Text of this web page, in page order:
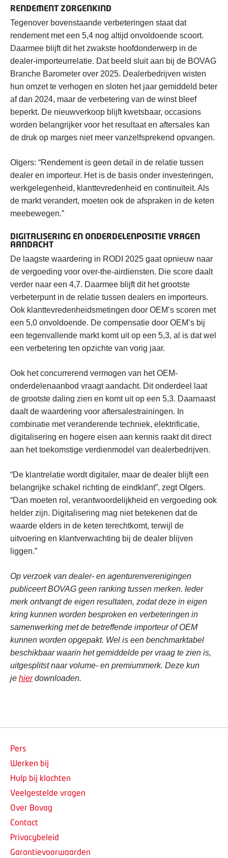
RENDEMENT ZORGENKIND
Tegenover bovenstaande verbeteringen staat dat
rendement met een 5,4 nog altijd onvoldoende scoort.
Daarmee blijft dit het zwakste hoofdonderwerp in de
dealer-importeurrelatie. Dat beeld sluit aan bij de BOVAG
Branche Barometer over 2025. Dealerbedrijven wisten
hun omzet te verhogen en sloten het jaar gemiddeld beter
af dan 2024, maar de verbetering van de winst bleef
beperkt. De nieuwverkoop blijft kwetsbaar, occasions
worden belangrijker voor het resultaat en aftersales kan
de druk op marges niet meer vanzelfsprekend opvangen.
Olgers: “Rendement is geen detail in de relatie tussen
dealer en importeur. Het is de basis onder investeringen,
werkgelegenheid, klanttevredenheid en continuïteit. Als
de markt verandert, moeten ook de afspraken in de keten
meebewegen.”
DIGITALISERING EN ONDERDELENPOSITIE VRAGEN
AANDACHT
De laagste waardering in RODI 2025 gaat opnieuw naar
de vergoeding voor over-the-airdiensten. Die score daalt
verder naar een 4,7. Daarmee blijft dit het grootste
verbeterpunt in de relatie tussen dealers en importeurs.
Ook klanttevredenheidsmetingen door OEM’s scoren met
een 5,0 onvoldoende. De compensatie door OEM’s bij
een tegenvallende markt komt uit op een 5,3, al is dat wel
een verbetering ten opzichte van vorig jaar.
Ook het concurrerend vermogen van het OEM-
onderdelenaanbod vraagt aandacht. Dit onderdeel laat
de grootste daling zien en komt uit op een 5,3. Daarnaast
daalt de waardering voor aftersalestrainingen. In
combinatie met veranderende techniek, elektrificatie,
digitalisering en hogere eisen aan kennis raakt dit direct
aan het toekomstige verdienmodel van dealerbedrijven.
“De klantrelatie wordt digitaler, maar de dealer blijft een
belangrijke schakel richting de eindklant”, zegt Olgers.
“Dan moeten rol, verantwoordelijkheid en vergoeding ook
helder zijn. Digitalisering mag niet betekenen dat de
waarde elders in de keten terechtkomt, terwijl de
uitvoering en klantverwachting bij de dealer blijven
liggen.”
Op verzoek van dealer- en agenturenverenigingen
publiceert BOVAG geen ranking tussen merken. Ieder
merk ontvangt de eigen resultaten, zodat deze in eigen
kring kunnen worden besproken en verbeteringen in
samenwerking met de betreffende importeur of OEM
kunnen worden opgepakt. Wel is een benchmarktabel
beschikbaar waarin het gemiddelde per vraag te zien is,
uitgesplitst naar volume- en premiummerk. Deze kun
je hier downloaden.
Pers
Werken bij
Hulp bij klachten
Veelgestelde vragen
Over Bovag
Contact
Privacybeleid
Garantievoorwaarden